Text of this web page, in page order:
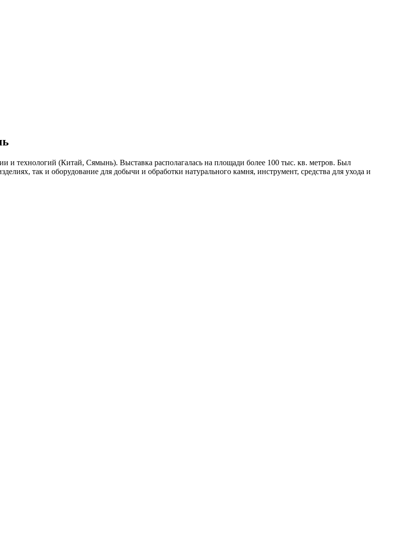
и технологий (Китай, Сямынь). Выставка располагалась на площади более 100 тыс. кв. метров. Был
так и оборудование для добычи и обработки натурального камня, инструмент, средства для ухода и